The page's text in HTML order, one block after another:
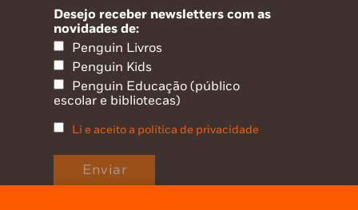
Desejo receber newsletters com as
novidades de:
Penguin Livros
Penguin Kids
Penguin Educação (público
escolar e bibliotecas)
Li e aceito a política de privacidade